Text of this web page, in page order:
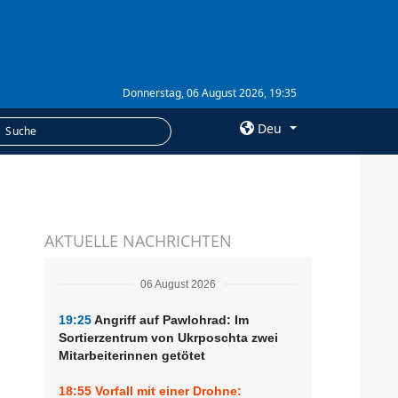
Donnerstag, 06 August 2026, 19:35
Deu
Abonnement
AKTUELLE NACHRICHTEN
06 August 2026
19:25Angriff auf Pawlohrad: Im
Sortierzentrum von Ukrposchta zwei
Mitarbeiterinnen getötet
18:55 Vorfall mit einer Drohne: